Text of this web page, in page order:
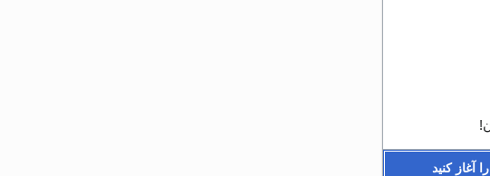
آغاز کنید